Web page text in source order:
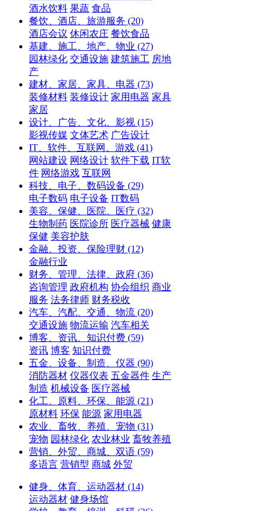
酒水饮料 果蔬 食品
餐饮、酒店、旅游服务 (20)
酒店会议 休闲农庄 餐饮食品
基建、施工、地产、物业 (27)
园林绿化 交通设施 建筑施工 房地
产
建材、家居、家具、电器 (73)
装修材料 装修设计 家用电器 家具
家居
设计、广告、文化、影视 (15)
影视传媒 文体艺术 广告设计
IT、软件、互联网、游戏 (41)
网站建设 网络设计 软件下载 IT软
件 网络游戏 互联网
科技、电子、数码设备 (29)
电子数码 电子设备 IT数码
美容、保健、医院、医疗 (32)
生物制药 医院诊所 医疗器械 健康
保健 美容护肤
金融、投资、保险理财 (12)
金融行业
财务、管理、法律、政府 (36)
咨询管理 政府机构 协会组织 商业
服务 法务律师 财务税收
汽车、汽配、交通、物流 (20)
交通设施 物流运输 汽车相关
博客、资讯、知识付费 (59)
资讯 博客 知识付费
五金、设备、制造、仪器 (90)
消防器材 仪器仪表 五金器件 生产
制造 机械设备 医疗器械
化工、原料、环保、能源 (21)
原材料 环保 能源 家用电器
农业、畜牧、养殖、宠物 (31)
宠物 园林绿化 农业林业 畜牧养殖
营销、外贸、商城、双语 (59)
多语言 营销型 商城 外贸
健身、体育、运动器材 (14)
运动器材 健身场馆